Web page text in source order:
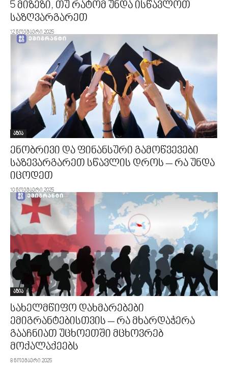
5 მიზეზი, თუ რატომ უნდა ისწავლოთ
საზღვარგარეთ
12 ნოემბერი 2025
აზია
ენობრივი და ფინანსური გამოწვევები
საზევარგარეთ სწავლის დროს – რა უნდა
იცოდეთ
10 ნოემბერი 2025
აზია
სახელმწიფო დახმარებები
ემიგრანტებისთვის – რა მხარდაჭერა
გააჩნიათ უცხოეთში მცხოვრებ
მოქალაქეებს
8 ნოემბერი 2025